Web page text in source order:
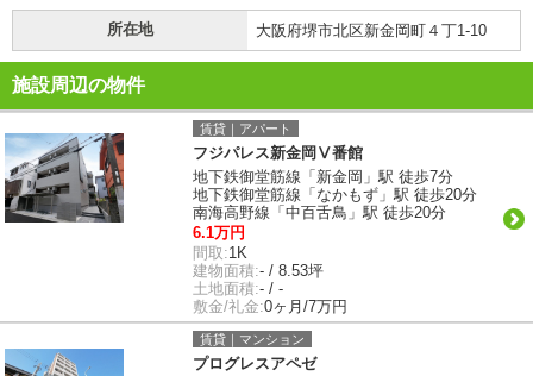
所在地 大阪府堺市北区新金岡町４丁1-10
施設周辺の物件
賃貸｜アパート
フジパレス新金岡Ⅴ番館
地下鉄御堂筋線「新金岡」駅 徒歩7分
地下鉄御堂筋線「なかもず」駅 徒歩20分
南海高野線「中百舌鳥」駅 徒歩20分
6.1万円
間取:1K
建物面積:- / 8.53坪
土地面積:- / -
敷金/礼金:0ヶ月/7万円
賃貸｜マンション
プログレスアペゼ